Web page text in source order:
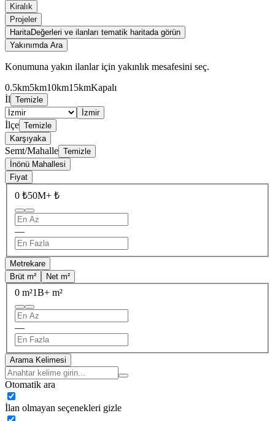
Kiralık
Projeler
HaritaDeğerleri ve ilanları tematik haritada görün
Yakınımda Ara
Konumuna yakın ilanlar için yakınlık mesafesini seç.
0.5km5km10km15kmKapalı
İl Temizle
İzmir
İlçe Temizle
Karşıyaka
Semt/Mahalle Temizle
İnönü Mahallesi
Fiyat
0 ₺50M+ ₺
—
Metrekare
Brüt m²
Net m²
0 m²1B+ m²
—
Arama Kelimesi
Otomatik ara
İlan olmayan seçenekleri gizle